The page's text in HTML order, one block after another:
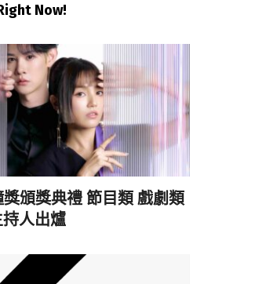
Now!
頒獎典禮 節目類 戲劇類
人出爐